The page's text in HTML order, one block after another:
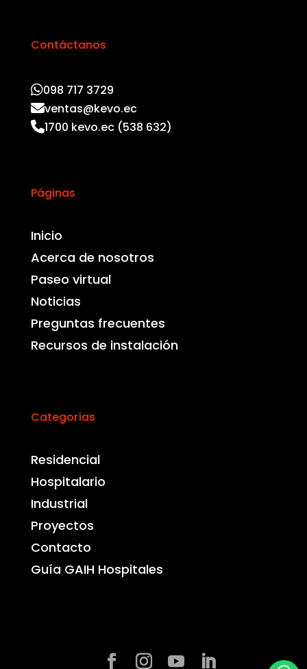
Contáctanos
098 717 3729
ventas@kevo.ec
1700 kevo.ec (538 632)
Páginas
Inicio
Acerca de nosotros
Paseo virtual
Noticias
Preguntas frecuentes
Recursos de instalación
Categorías
Residencial
Hospitalario
Industrial
Proyectos
Contacto
Guía GAIH Hospitales